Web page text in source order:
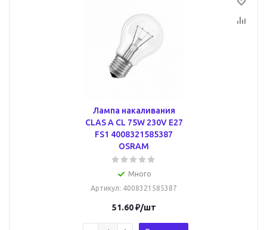
Лампа накаливания
CLAS A CL 75W 230V E27
FS1 4008321585387
OSRAM
Много
Артикул: 4008321585387
51.60₽/шт